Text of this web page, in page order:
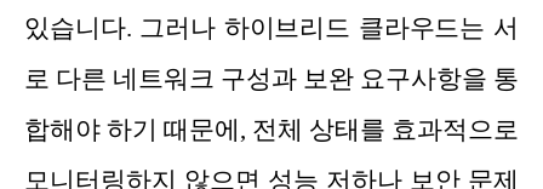
있습니다. 그러나 하이브리드 클라우드는 서
로 다른 네트워크 구성과 보완 요구사항을 통
합해야 하기 때문에, 전체 상태를 효과적으로
모니터링하지 않으면 성능 저하나 보안 문제